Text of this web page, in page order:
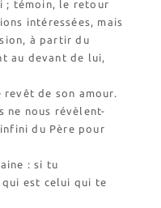
; témoin, le retour
intéressées, mais
à partir du
au devant de lui,
de son amour.
ne nous révèlent-
du Père pour
: si tu
qui est celui qui te